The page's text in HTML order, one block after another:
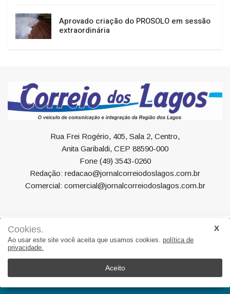
Aprovado criação do PROSOLO em sessão
extraordinária
Rua Frei Rogério, 405, Sala 2, Centro,
Anita Garibaldi, CEP 88590-000
Fone (49) 3543-0260
Redação: redacao@jornalcorreiodoslagos.com.br
Comercial: comercial@jornalcorreiodoslagos.com.br
Geral Política Economia Saúde
Variedades
Eventos
Cookies.
Ao usar este site você aceita que usamos cookies. política de
privacidade.
Aceito